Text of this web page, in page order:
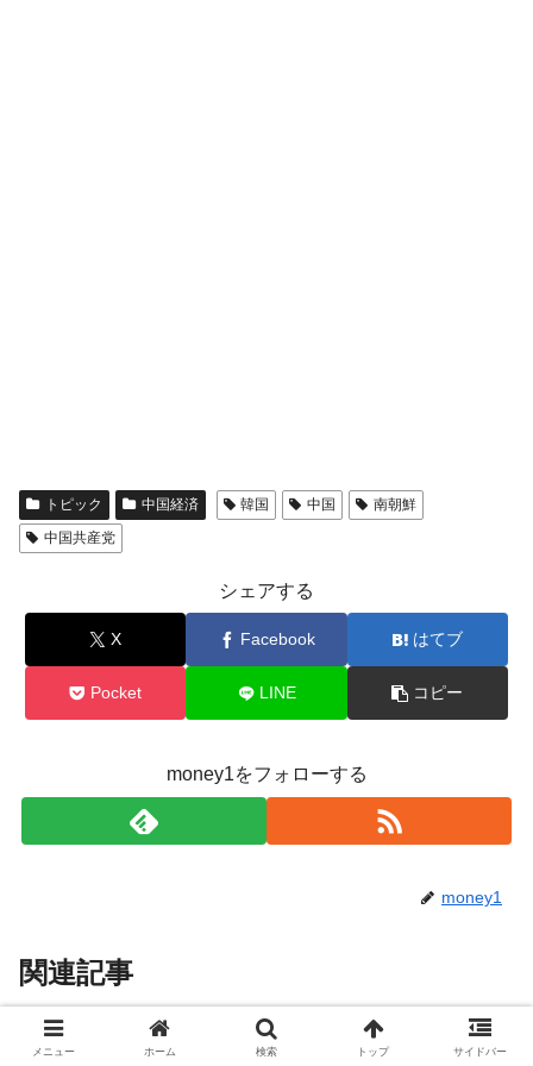
トピック 中国経済 韓国 中国
南朝鮮
中国共産党
シェアする
X Facebook はてブ
Pocket LINE コピー
money1をフォローする
money1
関連記事
トピック
「韓国株式市場」26日(火)決着・
メニュー ホーム 検索 トップ サイドバー